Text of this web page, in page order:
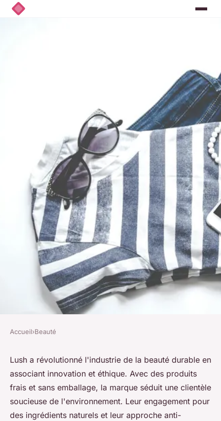
Étude de cas : Le succès de la
beauté durable chez Lush
Côme•9 octobre 2024•10 min de lecture
Accueil›Beauté
Lush a révolutionné l'industrie de la beauté durable en
associant innovation et éthique. Avec des produits
frais et sans emballage, la marque séduit une clientèle
soucieuse de l'environnement. Leur engagement pour
des ingrédients naturels et leur approche anti-